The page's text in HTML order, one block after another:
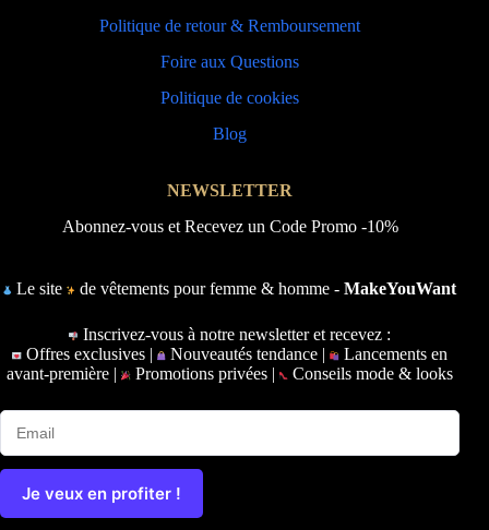
Politique de retour & Remboursement
Foire aux Questions
Politique de cookies
Blog
NEWSLETTER
Abonnez-vous et Recevez un Code Promo -10%
Le site de vêtements pour femme & homme -MakeYouWant
Inscrivez-vous à notre newsletter et recevez :
Offres exclusives |
Nouveautés tendance |
Lancements en
avant-première | Promotions privées | Conseils mode & looks
Je veux en profiter !